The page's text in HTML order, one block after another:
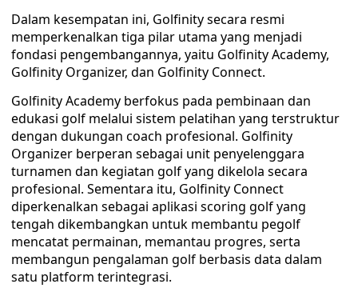
Dalam kesempatan ini, Golfinity secara resmi
memperkenalkan tiga pilar utama yang menjadi
fondasi pengembangannya, yaitu Golfinity Academy,
Golfinity Organizer, dan Golfinity Connect.
Golfinity Academy berfokus pada pembinaan dan
edukasi golf melalui sistem pelatihan yang terstruktur
dengan dukungan coach profesional. Golfinity
Organizer berperan sebagai unit penyelenggara
turnamen dan kegiatan golf yang dikelola secara
profesional. Sementara itu, Golfinity Connect
diperkenalkan sebagai aplikasi scoring golf yang
tengah dikembangkan untuk membantu pegolf
mencatat permainan, memantau progres, serta
membangun pengalaman golf berbasis data dalam
satu platform terintegrasi.